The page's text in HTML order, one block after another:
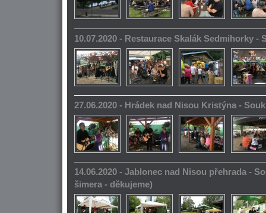
10.07.2020 - Restaurace Skalák Sedmihorky -
27.06.2020 - Hrádek nad Nisou Kristýna -
14.06.2020 - Jablonec nad Nisou přehrada -
šimera - děkujeme)